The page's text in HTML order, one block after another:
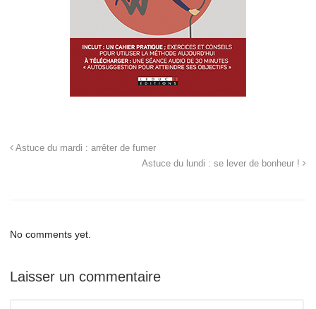
Astuce du mardi : arrêter de fumer
Astuce du lundi : se lever de bonheur !
No comments yet.
Laisser un commentaire